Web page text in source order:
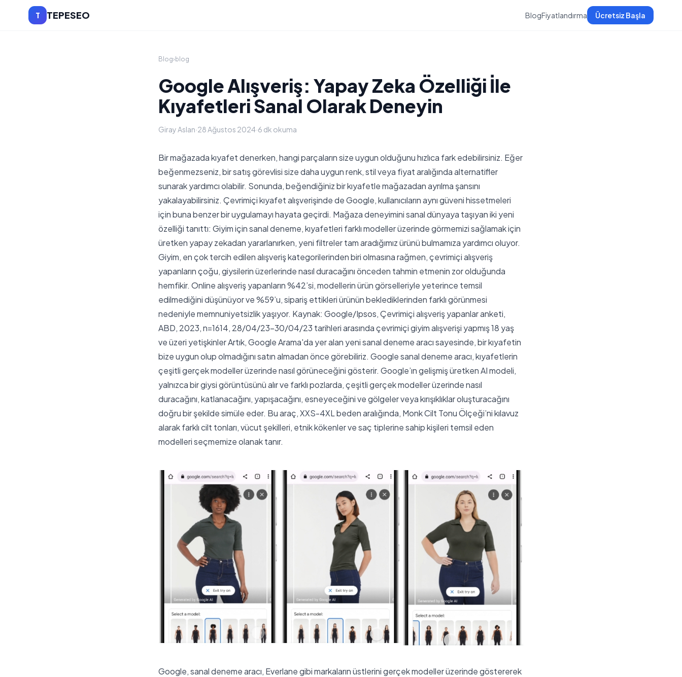
T TEPESEO BlogFiyatlandırma Ücretsiz Başla
Blog› blog
Google Alışveriş: Yapay Zeka Özelliği İle
Kıyafetleri Sanal Olarak Deneyin
Giray Aslan·28 Ağustos 2024·6 dk okuma
Bir mağazada kıyafet denerken, hangi parçaların size uygun olduğunu hızlıca fark edebilirsiniz. Eğer
beğenmezseniz, bir satış görevlisi size daha uygun renk, stil veya fiyat aralığında alternatifler
sunarak yardımcı olabilir. Sonunda, beğendiğiniz bir kıyafetle mağazadan ayrılma şansını
yakalayabilirsiniz. Çevrimiçi kıyafet alışverişinde de Google, kullanıcıların aynı güveni hissetmeleri
için buna benzer bir uygulamayı hayata geçirdi. Mağaza deneyimini sanal dünyaya taşıyan iki yeni
özelliği tanıttı: Giyim için sanal deneme, kıyafetleri farklı modeller üzerinde görmemizi sağlamak için
üretken yapay zekadan yararlanırken, yeni filtreler tam aradığımız ürünü bulmamıza yardımcı oluyor.
Giyim, en çok tercih edilen alışveriş kategorilerinden biri olmasına rağmen, çevrimiçi alışveriş
yapanların çoğu, giysilerin üzerlerinde nasıl duracağını önceden tahmin etmenin zor olduğunda
hemfikir. Online alışveriş yapanların %42’si, modellerin ürün görselleriyle yeterince temsil
edilmediğini düşünüyor ve %59’u, sipariş ettikleri ürünün beklediklerinden farklı görünmesi
nedeniyle memnuniyetsizlik yaşıyor. Kaynak: Google/Ipsos, Çevrimiçi alışveriş yapanlar anketi,
ABD, 2023, n=1614, 28/04/23-30/04/23 tarihleri ​​arasında çevrimiçi giyim alışverişi yapmış 18 yaş
ve üzeri yetişkinler Artık, Google Arama'da yer alan yeni sanal deneme aracı sayesinde, bir kıyafetin
bize uygun olup olmadığını satın almadan önce görebiliriz. Google sanal deneme aracı, kıyafetlerin
çeşitli gerçek modeller üzerinde nasıl görüneceğini gösterir. Google’ın gelişmiş üretken AI modeli,
yalnızca bir giysi görüntüsünü alır ve farklı pozlarda, çeşitli gerçek modeller üzerinde nasıl
duracağını, katlanacağını, yapışacağını, esneyeceğini ve gölgeler veya kırışıklıklar oluşturacağını
doğru bir şekilde simüle eder. Bu araç, XXS-4XL beden aralığında, Monk Cilt Tonu Ölçeği’ni kılavuz
alarak farklı cilt tonları, vücut şekilleri, etnik kökenler ve saç tiplerine sahip kişileri temsil eden
modelleri seçmemize olanak tanır.
Google, sanal deneme aracı, Everlane gibi markaların üstlerini gerçek modeller üzerinde göstererek